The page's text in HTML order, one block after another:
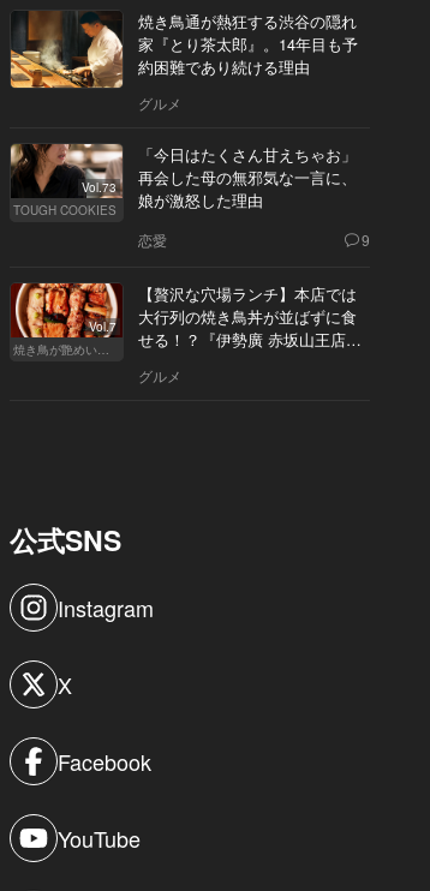
焼き鳥通が熱狂する渋谷の隠れ
家『とり茶太郎』。14年目も予
約困難であり続ける理由
グルメ
Vol.73
TOUGH COOKIES
「今日はたくさん甘えちゃお」
再会した母の無邪気な一言に、
娘が激怒した理由
恋愛 9
Vol.7
焼き鳥が艶めいてきた
【贅沢な穴場ランチ】本店では
大行列の焼き鳥丼が並ばずに食
せる！？『伊勢廣 赤坂山王店』
グルメ
公式SNS
Instagram
X
Facebook
YouTube